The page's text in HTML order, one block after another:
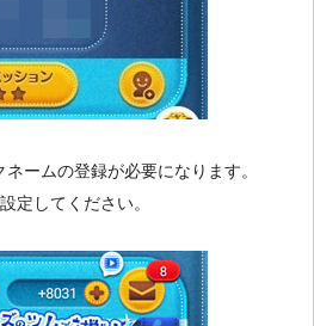
ームの登録が必要になります。
定してください。